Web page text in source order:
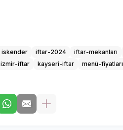
iskender iftar-2024 iftar-mekanları
izmir-iftar kayseri-iftar menü-fiyatları